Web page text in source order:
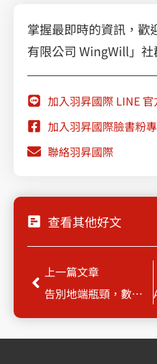
掌握最即時的資訊，歡
有限公司 WingWill」社
加入羽昇國際 LINE
加入羽昇國際臉書粉專
聯絡羽昇國際
查看其他好文
Prev
上一篇文章
告別地端瓶頸，數位辦公全面升級！ Exchange 無痛移轉攻略